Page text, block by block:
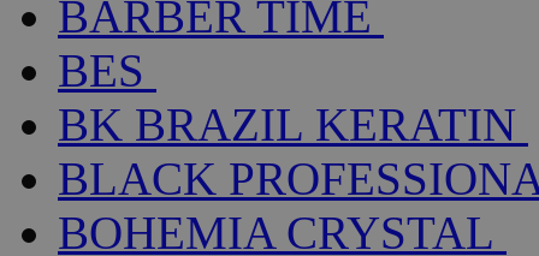
BARBER TIME
BES
BK BRAZIL KERATIN
BLACK
BOHEMIA CRYSTAL